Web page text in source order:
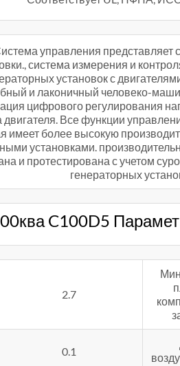
управления представляет
система измерения и
установок с
и лаконичный человеко-
цифрового регулирования
двигателя. Все функции
имеет более высокую
установками.
и протестирована с учетом
генераторных
C100D5
2.7
0.1